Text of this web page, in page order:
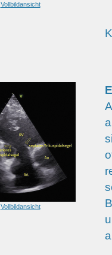
Vollbildansicht
Vollbildansicht